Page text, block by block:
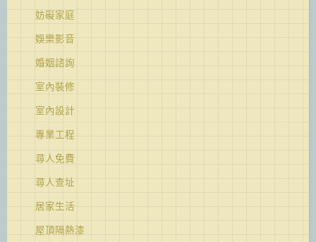
妨礙家庭
娛樂影音
婚姻諮詢
室內裝修
室內設計
專業工程
尋人免費
尋人查址
居家生活
屋頂隔熱漆